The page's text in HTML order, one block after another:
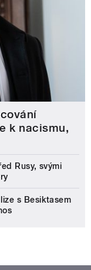
k nacismu,
Rusy, svými
s Besiktasem